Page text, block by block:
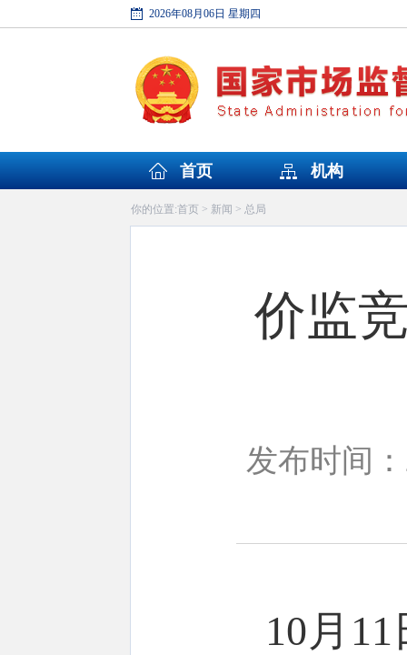
2026年08月06日 星期四
首页 机构
你的位置:首页> 新闻 > 总局
价监
发布时间
10月